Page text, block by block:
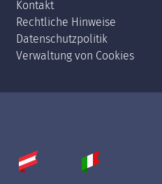
Kontakt
Rechtliche Hinweise
Datenschutzpolitik
Verwaltung von Cookies